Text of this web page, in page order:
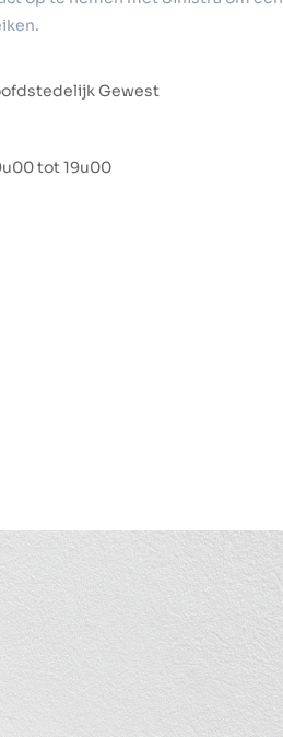
Gewest
tot 19u00